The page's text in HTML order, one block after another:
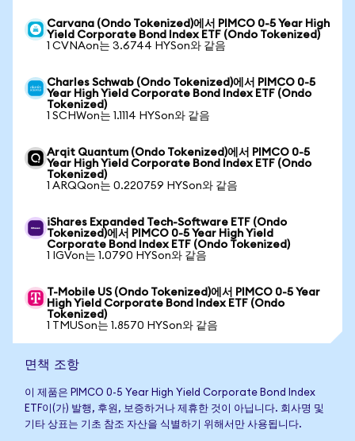
Carvana (Ondo Tokenized)에서 PIMCO 0-5 Year High
Yield Corporate Bond Index ETF (Ondo Tokenized)
1 CVNAon는 3.6744 HYSon와 같음
Charles Schwab (Ondo Tokenized)에서 PIMCO 0-5
Year High Yield Corporate Bond Index ETF (Ondo
Tokenized)
1 SCHWon는 1.1114 HYSon와 같음
Arqit Quantum (Ondo Tokenized)에서 PIMCO 0-5
Year High Yield Corporate Bond Index ETF (Ondo
Tokenized)
1 ARQQon는 0.220759 HYSon와 같음
iShares Expanded Tech-Software ETF (Ondo
Tokenized)에서 PIMCO 0-5 Year High Yield
Corporate Bond Index ETF (Ondo Tokenized)
1 IGVon는 1.0790 HYSon와 같음
T-Mobile US (Ondo Tokenized)에서 PIMCO 0-5 Year
High Yield Corporate Bond Index ETF (Ondo
Tokenized)
1 TMUSon는 1.8570 HYSon와 같음
면책 조항
이 제품은 PIMCO 0-5 Year High Yield Corporate Bond Index
ETF이(가) 발행, 후원, 보증하거나 제휴한 것이 아닙니다. 회사명 및
기타 상표는 기초 참조 자산을 식별하기 위해서만 사용됩니다.